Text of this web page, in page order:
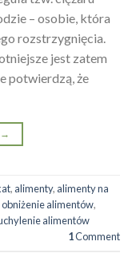
– osobie, która
rozstrzygnięcia.
jest zatem
potwierdzą, że
→
, alimenty, alimenty na
obniżenie alimentów,
alimentów
1Comment